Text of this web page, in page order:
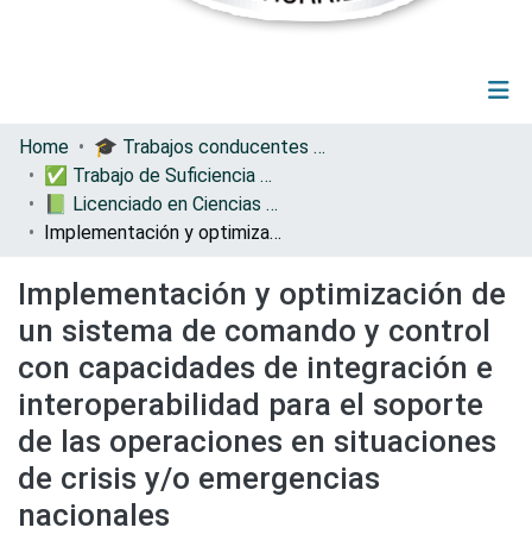
(current)
Communities & Collections
All of DSpace
Statistics
Home
🎓 Trabajos conducentes a grados y títulos
✅ Trabajo de Suficiencia Profesional
📗 Licenciado en Ciencias Militares con Mención en Ingeniería
Implementación y optimización de un sistema de comando y control con capacidades de integración e interoperabilidad para el soporte de las operaciones en situaciones de crisis y/o emergencias nacionales
Implementación y optimización de
un sistema de comando y control
con capacidades de integración e
interoperabilidad para el soporte
de las operaciones en situaciones
de crisis y/o emergencias
nacionales